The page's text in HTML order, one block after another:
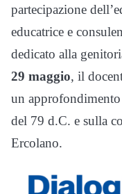
partecipazione
educatrice e
dedicato alla
29 maggio, il
un
del 79 d.C. e sulla
Ercolano.